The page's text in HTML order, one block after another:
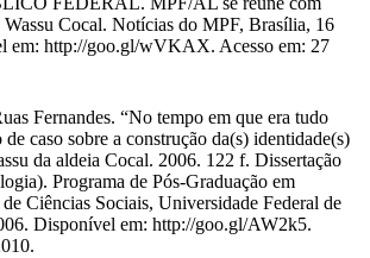
Wassu Cocal. Notícias do MPF, Brasília, 16
em: http://goo.gl/wVKAX. Acesso em: 27
Fernandes. “No tempo em que era tudo
caso sobre a construção da(s) identidade(s)
da aldeia Cocal. 2006. 122 f. Dissertação
Programa de Pós-Graduação em
Ciências Sociais, Universidade Federal de
Disponível em: http://goo.gl/AW2k5.